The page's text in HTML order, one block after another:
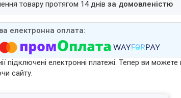
товару протягом 14 днівза домовленістю
підключені електронні платежі. Тепер ви
сайту.